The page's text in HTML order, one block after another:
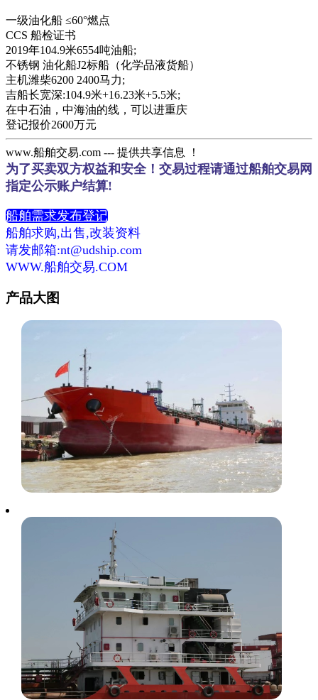
一级油化船 ≤60°燃点
CCS 船检证书
2019年104.9米6554吨油船;
不锈钢 油化船J2标船（化学品液货船）
主机潍柴6200 2400马力;
吉船长宽深:104.9米+16.23米+5.5米;
在中石油，中海油的线，可以进重庆
登记报价2600万元
www.船舶交易.com --- 提供共享信息 ！
为了买卖双方权益和安全！交易过程请通过船舶交易网
指定公示账户结算!
船舶需求发布登记
船舶求购,出售,改装资料
请发邮箱:nt@udship.com
WWW.船舶交易.COM
产品大图